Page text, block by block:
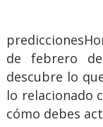
de febrero
descubre lo
lo relacionado
cómo debes